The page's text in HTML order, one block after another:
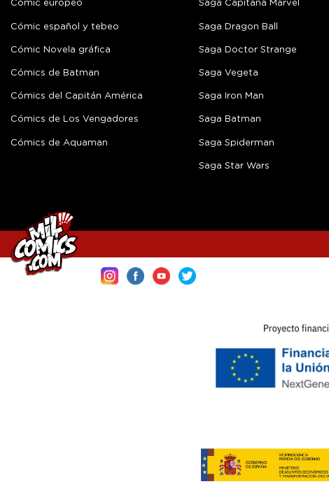
Cómic europeo
Cómic español y tebeo
Cómic Novela gráfica
Cómics de Batman
Cómics del Capitán América
Cómics de Los Vengadores
Cómics de Aquaman
Saga Capitana Marvel
Saga Dragon Ball
Saga Doctor Strange
Saga Vegeta
Saga Iron Man
Saga Batman
Saga Spiderman
Saga Star Wars